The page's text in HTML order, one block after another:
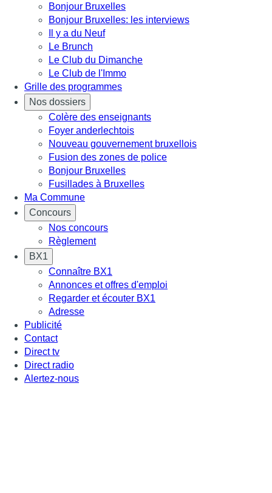
Bonjour Bruxelles
Bonjour Bruxelles: les interviews
Il y a du Neuf
Le Brunch
Le Club du Dimanche
Le Club de l'Immo
Grille des programmes
Nos dossiers
Colère des enseignants
Foyer anderlechtois
Nouveau gouvernement bruxellois
Fusion des zones de police
Bonjour Bruxelles
Fusillades à Bruxelles
Ma Commune
Concours
Nos concours
Règlement
BX1
Connaître BX1
Annonces et offres d'emploi
Regarder et écouter BX1
Adresse
Publicité
Contact
Direct tv
Direct radio
Alertez-nous